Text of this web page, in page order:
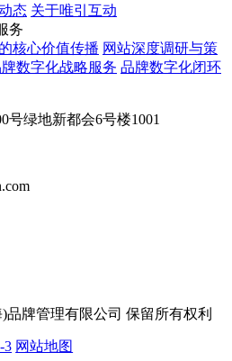
态 关于唯引互动
务
核心价值传播 网站深度调研与策
数字化战略服务 品牌数字化闭环
号绿地新都会6号楼1001
品牌管理有限公司 保留所有权利
3 网站地图